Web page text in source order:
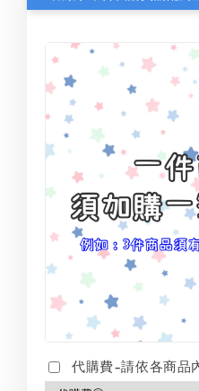
代購費-請依各商品